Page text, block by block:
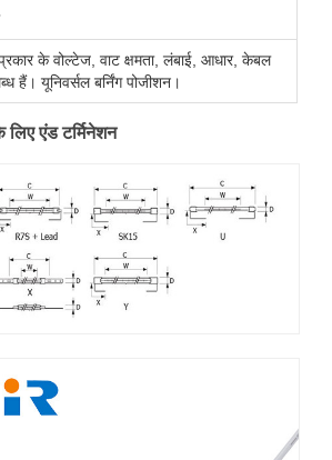
के वोल्टेज, वाट क्षमता, लंबाई, आधार, केबल
हैं। यूनिवर्सल बर्निंग पोजीशन।
एंड टर्मिनेशन